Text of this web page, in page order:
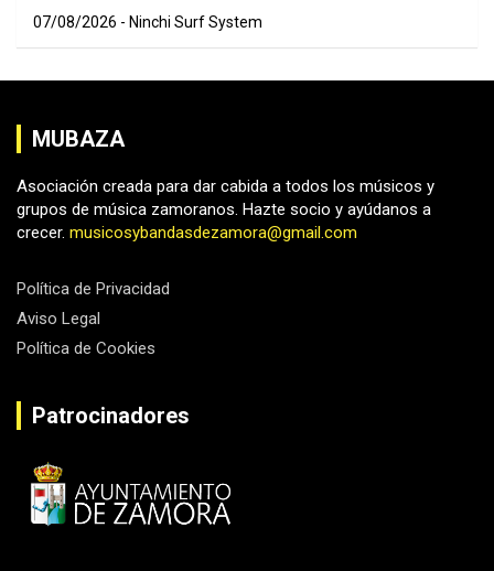
07/08/2026 Ninchi Surf System
MUBAZA
Asociación creada para dar cabida a todos los músicos y
grupos de música zamoranos. Hazte socio y ayúdanos a
crecer. musicosybandasdezamora@gmail.com
Política de Privacidad
Aviso Legal
Política de Cookies
Patrocinadores